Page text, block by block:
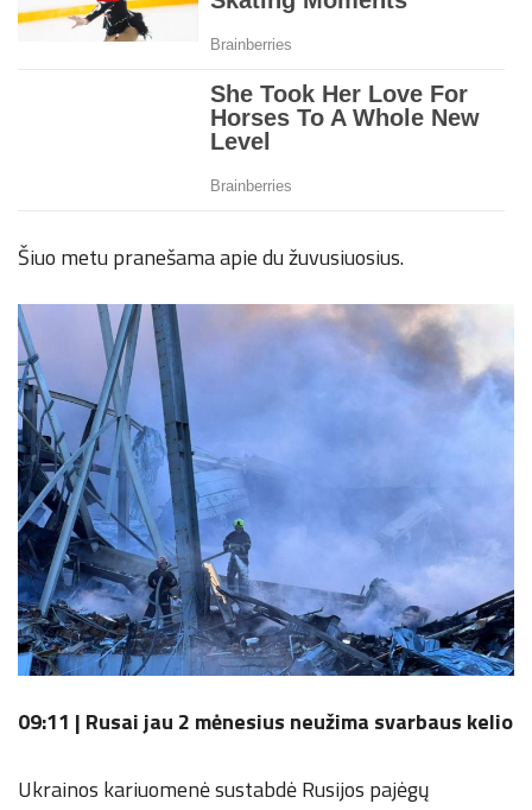
Šiuo metu pranešama apie du žuvusiuosius.
09:11 | Rusai jau 2 mėnesius neužima svarbaus kelio
Ukrainos kariuomenė sustabdė Rusijos pajėgų